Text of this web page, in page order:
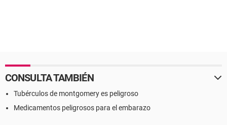
CONSULTA TAMBIÉN
Tubérculos de montgomery es peligroso
Medicamentos peligrosos para el embarazo